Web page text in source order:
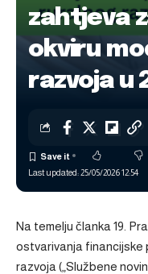
zahtjeva
okviru
razvoja u
Last updated: 25/05/2026 12:54
Na temelju članka 19.
ostvarivanja financijske
razvoja („Službene